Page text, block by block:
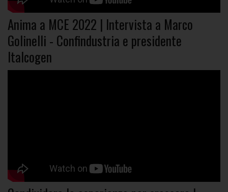
Anima a MCE 2022 | Intervista a Marco
Golinelli - Confindustria e presidente
Italcogen